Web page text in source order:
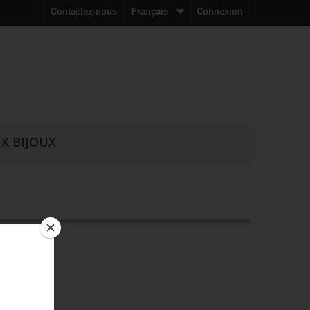
Connexion
Français
Contactez-nous
BIJOUX